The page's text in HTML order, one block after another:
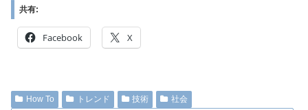
共有:
Facebook X
How To トレンド 技術
社会